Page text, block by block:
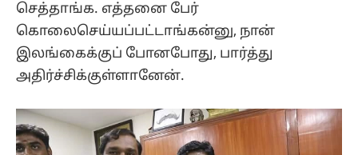
செத்தாங்க. எத்தனை பேர்
கொலைசெய்யப்பட்டாங்கன்னு, நான்
இலங்கைக்குப் போனபோது, பார்த்து
அதிர்ச்சிக்குள்ளானேன்.